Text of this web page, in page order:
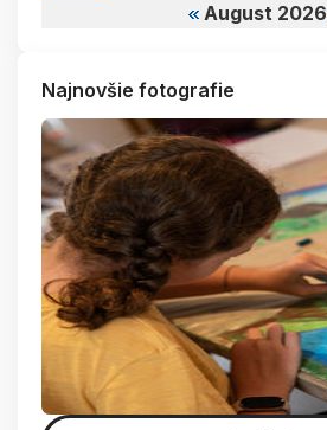
August 2026
Najnovšie fotografie